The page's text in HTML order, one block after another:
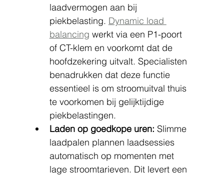
laadvermogen aan bij
piekbelasting. Dynamic load
balancing werkt via een P1-poort
of CT-klem en voorkomt dat de
hoofdzekering uitvalt. Specialisten
benadrukken dat deze functie
essentieel is om stroomuitval thuis
te voorkomen bij gelijktijdige
piekbelastingen.
Laden op goedkope uren: Slimme
laadpalen plannen laadsessies
automatisch op momenten met
lage stroomtarieven. Dit levert een